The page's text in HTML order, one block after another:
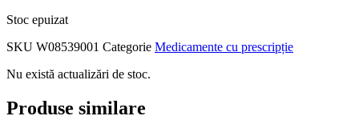
Stoc epuizat
SKU W08539001 Categorie Medicamente cu prescripție
Nu există actualizări de stoc.
Produse similare